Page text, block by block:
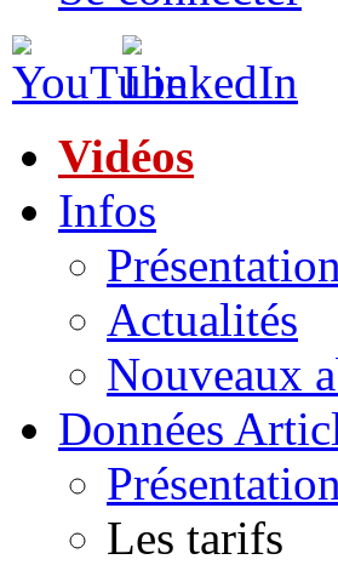
Vidéos
Infos
Présentation
Actualités
Nouveaux
Données
Présentation
Les tarifs